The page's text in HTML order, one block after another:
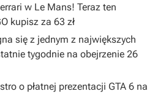
w Le Mans! Teraz ten
kupisz za 63 zł
się z jednym z największych
tygodnie na obejrzenie 26
o płatnej prezentacji GTA 6 na